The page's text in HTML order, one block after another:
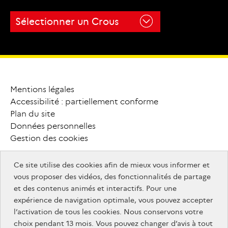
campusfrance.org
MesServices.etudiant.gouv.fr
monmaster.gouv.fr
france.fr
monmaster.gouv.fr
Sélectionner un Crous
Pied
de
page
Mentions légales
Accessibilité : partiellement conforme
Plan du site
Données personnelles
Gestion des cookies
Footer
autres
info.gouv.fr
service-public.gouv.fr
info.gouv.fr
legifrance.gouv.fr
service-
public.gouv.fr
info.gouv.fr
data.gouv.fr legifrance.gouv.fr
service-
Ce site utilise des cookies afin de mieux vous informer et
vous proposer des vidéos, des fonctionnalités de partage
et des contenus animés et interactifs. Pour une
expérience de navigation optimale, vous pouvez accepter
l’activation de tous les cookies. Nous conservons votre
choix pendant 13 mois. Vous pouvez changer d’avis à tout